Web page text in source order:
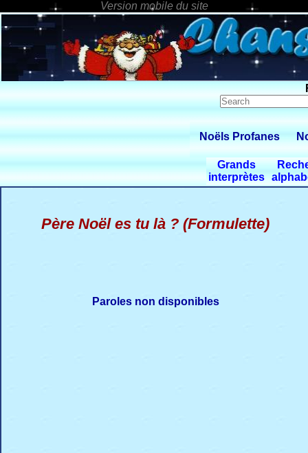
Noëls Profanes
Grands
interprètes
Père Noël es tu là ? (Formulette)
Paroles non disponibles